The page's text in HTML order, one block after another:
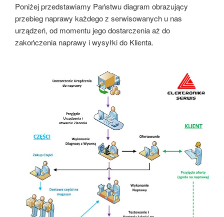
Poniżej przedstawiamy Państwu diagram obrazujący
przebieg naprawy każdego z serwisowanych u nas
urządzeń, od momentu jego dostarczenia aż do
zakończenia naprawy i wysyłki do Klienta.